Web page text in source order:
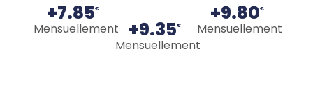
+7.85€
Mensuellement +9.35€
Mensuellement
+9.80€
Mensuellement